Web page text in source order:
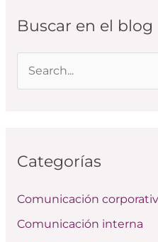
Buscar en el blog
a
p
o
Categorías
Comunicación
Comunicación interna